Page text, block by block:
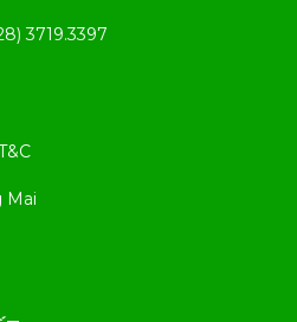
3719.3397
Mai